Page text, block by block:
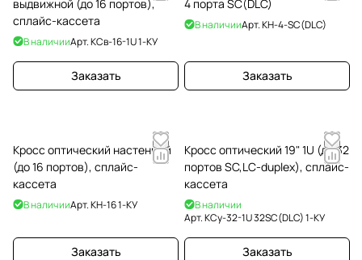
выдвижной (до 16 портов),
сплайс-кассета
В наличииАрт.КСв-16-1U 1-КУ
Заказать
4 порта SC(DLC)
В наличииАрт.КН-4-SC(DLC)
Заказать
Кросс оптический настенный
(до 16 портов), сплайс-
кассета
В наличииАрт.КН-16 1-КУ
Заказать
Кросс оптический 19" 1U (до 32
портов SC,LC-duplex), сплайс-
кассета
В наличии
Арт.КСу-32-1U 32SC(DLC) 1-КУ
Заказать